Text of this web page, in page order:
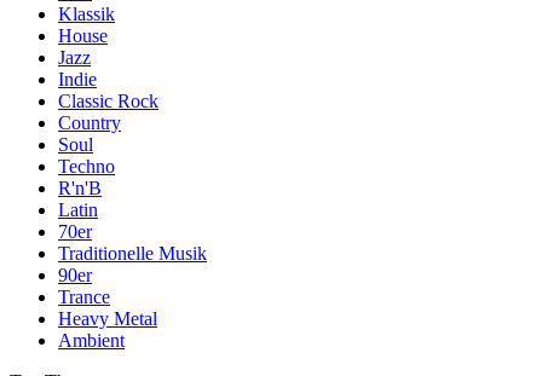
Klassik
House
Jazz
Indie
Classic Rock
Country
Soul
Techno
R'n'B
Latin
70er
Traditionelle Musik
90er
Trance
Heavy Metal
Ambient